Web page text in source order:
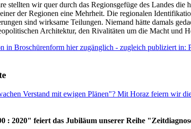
stellten wir quer durch das Regionsgefüge des Landes
der Regionen eine Mehrheit. Die regionalen
sind wirksame Teilungen. Niemand hätte damals
Architektur, den Rivalitäten um die Macht und
in Broschürenform hier zugänglich - zugleich publiziert
Verstand mit ewigen Plänen"? Mit Horaz feiern wir
: 2020" feiert das Jubiläum unserer Reihe